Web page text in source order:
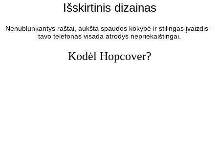
Išskirtinis dizainas
Nenublunkantys raštai, aukšta spaudos kokybė ir stilingas įvaizdis –
tavo telefonas visada atrodys nepriekaištingai.
Kodėl Hopcover?